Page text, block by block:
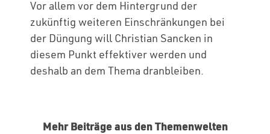
Vor allem vor dem Hintergrund der
zukünftig weiteren Einschränkungen bei
der Düngung will Christian Sancken in
diesem Punkt effektiver werden und
deshalb an dem Thema dranbleiben.
Mehr Beiträge aus den Themenwelten